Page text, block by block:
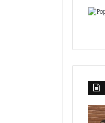
जिला
स्तरीय